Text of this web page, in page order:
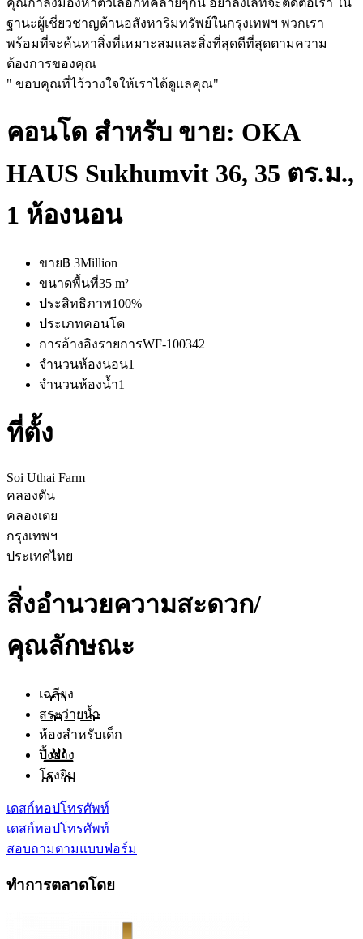
ฐานะผู้เชี่ยวชาญด้านอสังหาริมทรัพย์ในกรุงเทพฯ พวกเรา
พร้อมที่จะค้นหาสิ่งที่เหมาะสมและสิ่งที่สุดดีที่สุดตามความ
ต้องการของคุณ
" ขอบคุณที่ไว้วางใจให้เราได้ดูแลคุณ"
คอนโด สำหรับ ขาย: OKA
HAUS Sukhumvit 36, 35 ตร.ม.,
1 ห้องนอน
ขาย฿ 3Million
ขนาดพื้นที่35 m²
ประสิทธิภาพ100%
ประเภทคอนโด
การอ้างอิงรายการWF-100342
จำนวนห้องนอน1
จำนวนห้องน้ำ1
ที่ตั้ง
Soi Uthai Farm
คลองตัน
คลองเตย
กรุงเทพฯ
ประเทศไทย
สิ่งอำนวยความสะดวก/
คุณลักษณะ
เฉลียง
สระว่ายน้ำ
ห้องสำหรับเด็ก
ปิ้งย่าง
โรงยิม
เดสก์ทอปโทรศัพท์
เดสก์ทอปโทรศัพท์
สอบถามตามแบบฟอร์ม
ทำการตลาดโดย